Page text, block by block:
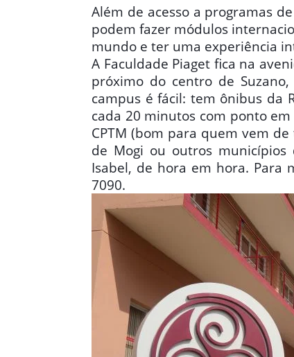
Além de acesso a programas
podem fazer módulos
mundo e ter uma experiência
A Faculdade Piaget fica na
próximo do centro de
campus é fácil: tem ônibus da
cada 20 minutos com ponto
CPTM (bom para quem vem
de Mogi ou outros
Isabel, de hora em hora. Para
7090.